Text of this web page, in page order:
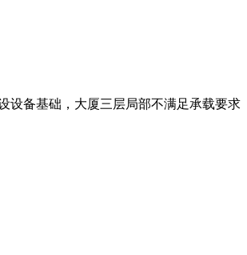
设备基础，大厦三层局部不满足承载要求